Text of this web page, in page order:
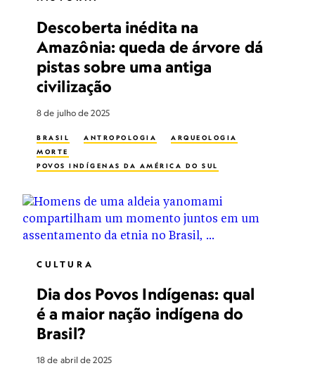
Descoberta inédita na
Amazônia: queda de árvore dá
pistas sobre uma antiga
civilização
8 de julho de 2025
BRASIL ANTROPOLOGIA
ARQUEOLOGIA
MORTE
POVOS INDÍGENAS DA AMÉRICA DO SUL
CULTURA
Dia dos Povos Indígenas: qual
é a maior nação indígena do
Brasil?
18 de abril de 2025